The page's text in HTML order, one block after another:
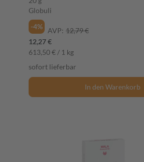
Globuli
-4%
AVP: 12,79 €
12,27 €
613,50 € / 1 kg
sofort lieferbar
In den Warenkorb